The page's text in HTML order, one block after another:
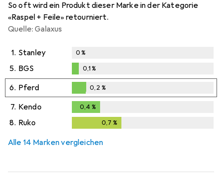
So oft wird ein Produkt dieser Marke in der Kategorie
«Raspel + Feile» retourniert.
Quelle: Galaxus
1. Stanley 0%
5. BGS
0,1%
0,1%
6. Pferd
0,2%
0,2 %
7. Kendo 0,4 %
8. Ruko 0,7 %
Alle 14 Marken vergleichen